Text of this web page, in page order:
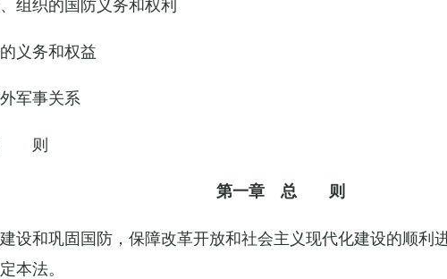
义务和权益
军事关系
则
第一章 总 则
和巩固国防，保障改革开放和社会主义现代化建设的顺利
本法。